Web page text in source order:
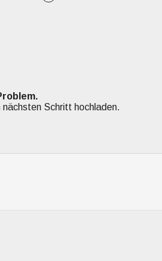
nächsten Schritt hochladen.